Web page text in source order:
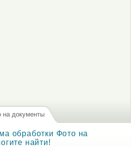
на документы
обработки Фото на
найти!